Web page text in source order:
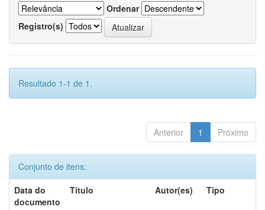
Ordenar
Registro(s)
Resultado 1-1 de 1.
Anterior 1 Próximo
Conjunto de itens:
Data do
documento
Título Autor(es) Tipo